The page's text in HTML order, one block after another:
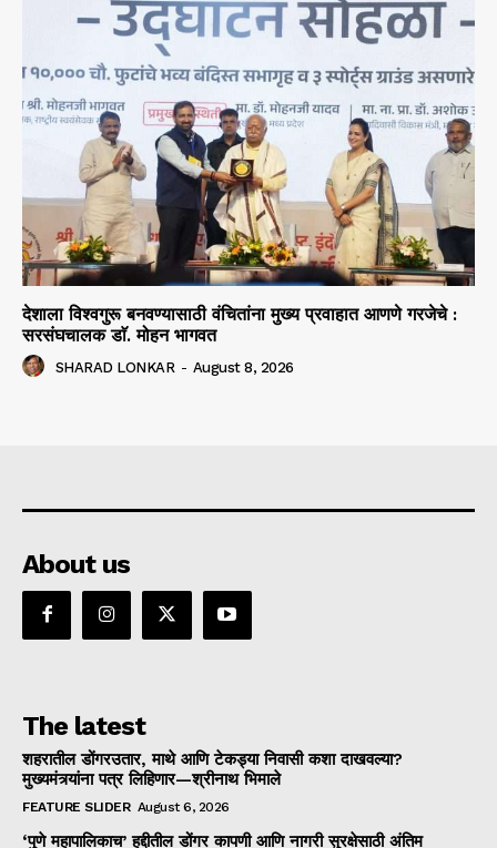
देशाला विश्वगुरू बनवण्यासाठी वंचितांना मुख्य प्रवाहात आणणे गरजेचे :
सरसंघचालक डाॅ. मोहन भागवत
SHARAD LONKAR - August 8, 2026
About us
The latest
शहरातील डोंगरउतार, माथे आणि टेकड्या निवासी कशा दाखवल्या?
मुख्यमंत्र्यांना पत्र लिहिणार—श्रीनाथ भिमाले
FEATURE SLIDER August 6, 2026
‘पुणे महापालिकाच’ हद्दीतील डोंगर कापणी आणि नागरी सुरक्षेसाठी अंतिम